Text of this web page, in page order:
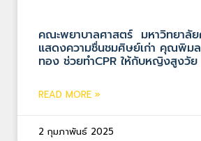
คณะพยาบาลศาสตร์ มหาวิทยาลั
แสดงความชื่นชมศิษย์เก่า คุณพิม
ทอง ช่วยทำCPR ให้กับหญิงสูงวัย
READ MORE »
2 กุมภาพันธ์ 2025